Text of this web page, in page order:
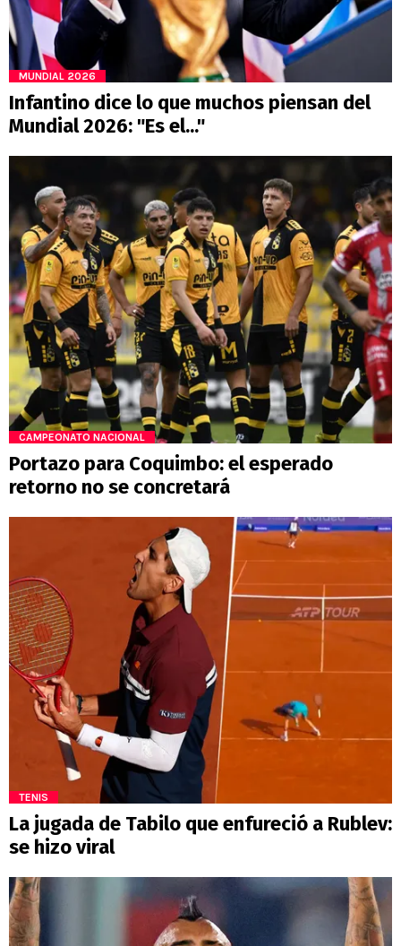
MUNDIAL 2026
Infantino dice lo que muchos piensan del
Mundial 2026: "Es el..."
CAMPEONATO NACIONAL
Portazo para Coquimbo: el esperado
retorno no se concretará
TENIS
La jugada de Tabilo que enfureció a Rublev:
se hizo viral